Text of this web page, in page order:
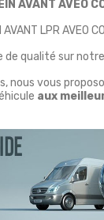
AVANT AVEO
LPR AVEO
qualité sur
nous vous
aux